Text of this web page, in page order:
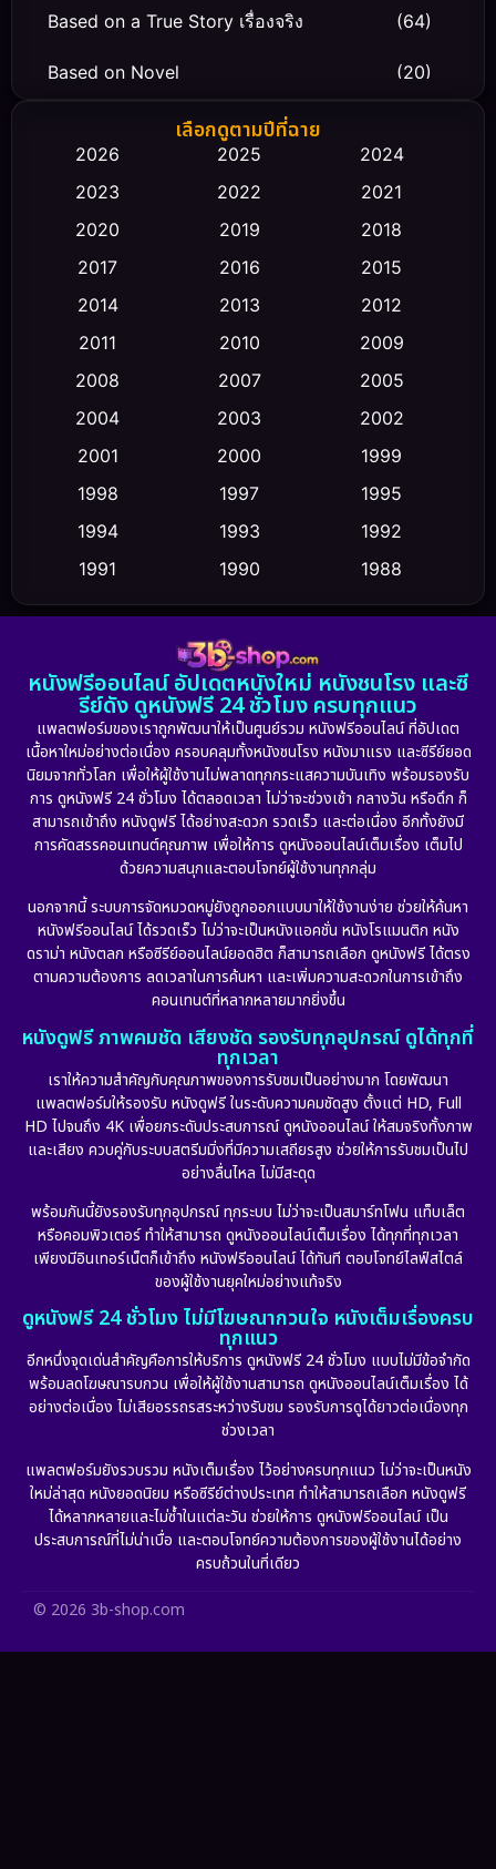
Based on a True Story เรื่องจริง (64)
Based on Novel (20)
Biography ชีวิตจริง
Classic หนังคลาสสิก (23)
Comedy ตลก (475)
Conspiracy
Crime อาชญากรรม (355)
Culture (23)
Dance เต้น
Detective สืบสวน (5)
Detective สืบสวน (56)
Disaster (10)
Disney+ (24)
Drama ดราม่า (898)
Dystopian (17)
Emotional (101)
Epic มหากาพย์ (17)
Erotic (10)
Fantasy จินตนาการ (265)
Film
Gothic (6)
HBO GO (11)
HBO Max (2)
Healing
Heist (7)
เลือกดูตามปีที่ฉาย
2026 2025
2024
2023
2022
2021
2020
2019
2018
2017
2016
2015
2014
2013
2012
2011
2010
2009
2008
2007
2005
2004
2003
2002
2001
2000
1999
1998
1997
1995
1994
1993
1992
1991
1990
1988
1986
1985
1983
1981
1974
1971 1962
หนังฟรีออนไลน์ อัปเดตหนังใหม่ หนังชนโรง และซี
รีย์ดัง ดูหนังฟรี 24 ชั่วโมง ครบทุกแนว
แพลตฟอร์มของเราถูกพัฒนาให้เป็นศูนย์รวม หนังฟรีออนไลน์ ที่อัปเดต
เนื้อหาใหม่อย่างต่อเนื่อง ครอบคลุมทั้งหนังชนโรง หนังมาแรง และซีรีย์ยอด
นิยมจากทั่วโลก เพื่อให้ผู้ใช้งานไม่พลาดทุกกระแสความบันเทิง พร้อมรองรับ
การ ดูหนังฟรี 24 ชั่วโมง ได้ตลอดเวลา ไม่ว่าจะช่วงเช้า กลางวัน หรือดึก ก็
สามารถเข้าถึง หนังดูฟรี ได้อย่างสะดวก รวดเร็ว และต่อเนื่อง อีกทั้งยังมี
การคัดสรรคอนเทนต์คุณภาพ เพื่อให้การ ดูหนังออนไลน์เต็มเรื่อง เต็มไป
ด้วยความสนุกและตอบโจทย์ผู้ใช้งานทุกกลุ่ม
นอกจากนี้ ระบบการจัดหมวดหมู่ยังถูกออกแบบมาให้ใช้งานง่าย ช่วยให้ค้นหา
หนังฟรีออนไลน์ ได้รวดเร็ว ไม่ว่าจะเป็นหนังแอคชั่น หนังโรแมนติก หนัง
ดราม่า หนังตลก หรือซีรีย์ออนไลน์ยอดฮิต ก็สามารถเลือก ดูหนังฟรี ได้ตรง
ตามความต้องการ ลดเวลาในการค้นหา และเพิ่มความสะดวกในการเข้าถึง
คอนเทนต์ที่หลากหลายมากยิ่งขึ้น
หนังดูฟรี ภาพคมชัด เสียงชัด รองรับทุกอุปกรณ์ ดูได้ทุกที่
ทุกเวลา
เราให้ความสำคัญกับคุณภาพของการรับชมเป็นอย่างมาก โดยพัฒนา
แพลตฟอร์มให้รองรับ หนังดูฟรี ในระดับความคมชัดสูง ตั้งแต่ HD, Full
HD ไปจนถึง 4K เพื่อยกระดับประสบการณ์ ดูหนังออนไลน์ ให้สมจริงทั้งภาพ
และเสียง ควบคู่กับระบบสตรีมมิ่งที่มีความเสถียรสูง ช่วยให้การรับชมเป็นไป
อย่างลื่นไหล ไม่มีสะดุด
พร้อมกันนี้ยังรองรับทุกอุปกรณ์ ทุกระบบ ไม่ว่าจะเป็นสมาร์ทโฟน แท็บเล็ต
หรือคอมพิวเตอร์ ทำให้สามารถ ดูหนังออนไลน์เต็มเรื่อง ได้ทุกที่ทุกเวลา
เพียงมีอินเทอร์เน็ตก็เข้าถึง หนังฟรีออนไลน์ ได้ทันที ตอบโจทย์ไลฟ์สไตล์
ของผู้ใช้งานยุคใหม่อย่างแท้จริง
ดูหนังฟรี 24 ชั่วโมง ไม่มีโฆษณากวนใจ หนังเต็มเรื่องครบ
ทุกแนว
อีกหนึ่งจุดเด่นสำคัญคือการให้บริการ ดูหนังฟรี 24 ชั่วโมง แบบไม่มีข้อจำกัด
พร้อมลดโฆษณารบกวน เพื่อให้ผู้ใช้งานสามารถ ดูหนังออนไลน์เต็มเรื่อง ได้
อย่างต่อเนื่อง ไม่เสียอรรถรสระหว่างรับชม รองรับการดูได้ยาวต่อเนื่องทุก
ช่วงเวลา
แพลตฟอร์มยังรวบรวม หนังเต็มเรื่อง ไว้อย่างครบทุกแนว ไม่ว่าจะเป็นหนัง
ใหม่ล่าสุด หนังยอดนิยม หรือซีรีย์ต่างประเทศ ทำให้สามารถเลือก หนังดูฟรี
ได้หลากหลายและไม่ซ้ำในแต่ละวัน ช่วยให้การ ดูหนังฟรีออนไลน์ เป็น
ประสบการณ์ที่ไม่น่าเบื่อ และตอบโจทย์ความต้องการของผู้ใช้งานได้อย่าง
ครบถ้วนในที่เดียว
© 2026 3b-shop.com